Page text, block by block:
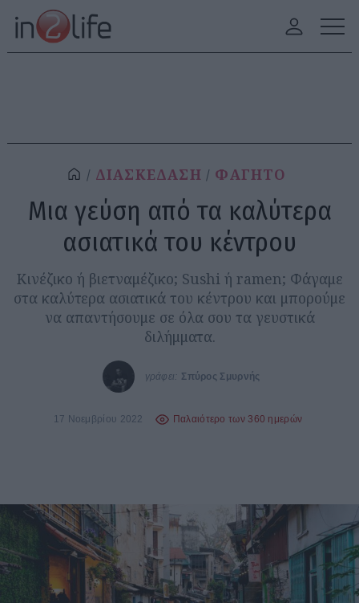
ΔΙΑΣΚΕΔΑΣΗ ΦΑΓΗΤΟ
Μια γεύση από τα καλύτερα
ασιατικά του κέντρου
Κινέζικο ή βιετναμέζικο; Sushi ή ramen; Φάγαμε
στα καλύτερα ασιατικά του κέντρου και μπορούμε
να απαντήσουμε σε όλα σου τα γευστικά
διλήμματα.
γράφει: Σπύρος Σμυρνής
17 Νοεμβρίου 2022 Παλαιότερο των 360 ημερών